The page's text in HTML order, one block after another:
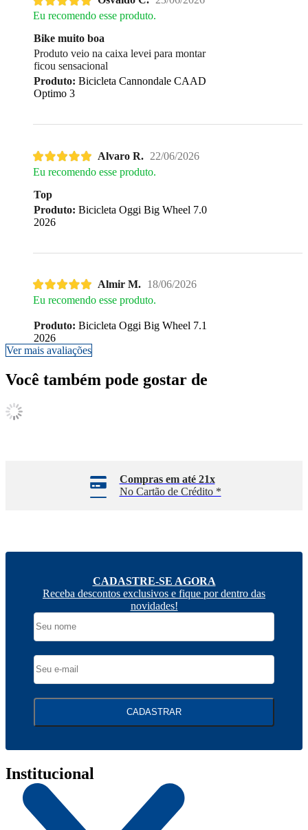
Eu recomendo esse produto.
Bike muito boa
Produto veio na caixa levei para montar
ficou sensacional
Produto: Bicicleta Cannondale CAAD
Optimo 3
Alvaro R. 22/06/2026
Eu recomendo esse produto.
Top
Produto: Bicicleta Oggi Big Wheel 7.0
2026
Almir M. 18/06/2026
Eu recomendo esse produto.
Produto: Bicicleta Oggi Big Wheel 7.1
2026
Ver mais avaliações
Você também pode gostar de
Compras em até 21x
No Cartão de Crédito *
CADASTRE-SE AGORA
Receba descontos exclusivos e fique por dentro das
novidades!
CADASTRAR
Institucional